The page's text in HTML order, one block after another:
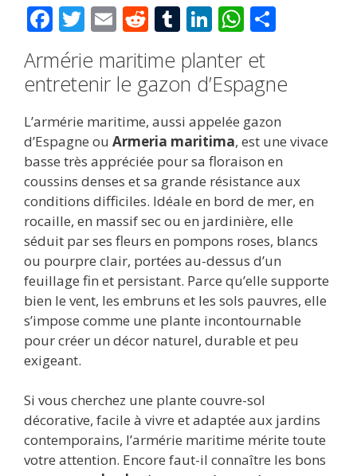
F
ac
e
b
o
o
k
T
itt
er
E
ai
l
R
d
di
t
T
u
m
bl
r
Li
k
e
dI
n
W
at
s
A
p
p
g
er
Armérie maritime planter et
entretenir le gazon d’Espagne
L’armérie maritime, aussi appelée gazon
d’Espagne ou Armeria maritima, est une vivace
basse très appréciée pour sa floraison en
coussins denses et sa grande résistance aux
conditions difficiles. Idéale en bord de mer, en
rocaille, en massif sec ou en jardinière, elle
séduit par ses fleurs en pompons roses, blancs
ou pourpre clair, portées au-dessus d’un
feuillage fin et persistant. Parce qu’elle supporte
bien le vent, les embruns et les sols pauvres, elle
s’impose comme une plante incontournable
pour créer un décor naturel, durable et peu
exigeant.
Si vous cherchez une plante couvre-sol
décorative, facile à vivre et adaptée aux jardins
contemporains, l’armérie maritime mérite toute
votre attention. Encore faut-il connaître les bons